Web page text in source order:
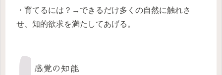
・育てるには？→できるだけ多くの自然に触れさ
せ、知的欲求を満たしてあげる。
感覚の知能